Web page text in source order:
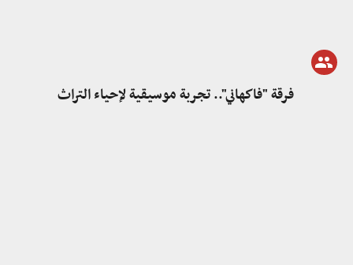
فرقة "فاكهاني".. تجربة موسيقية لإحياء التراث